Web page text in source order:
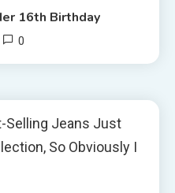
16th Birthday
0
Selling Jeans Just
So Obviously I